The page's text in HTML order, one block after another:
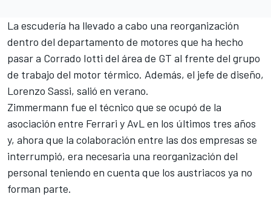
La escudería ha llevado a cabo una reorganización
dentro del departamento de motores que ha hecho
pasar a Corrado Iotti del área de GT al frente del grupo
de trabajo del motor térmico. Además, el jefe de diseño,
Lorenzo Sassi, salió en verano.
Zimmermann fue el técnico que se ocupó de la
asociación entre Ferrari y AvL en los últimos tres años
y, ahora que la colaboración entre las dos empresas se
interrumpió, era necesaria una reorganización del
personal teniendo en cuenta que los austriacos ya no
forman parte.